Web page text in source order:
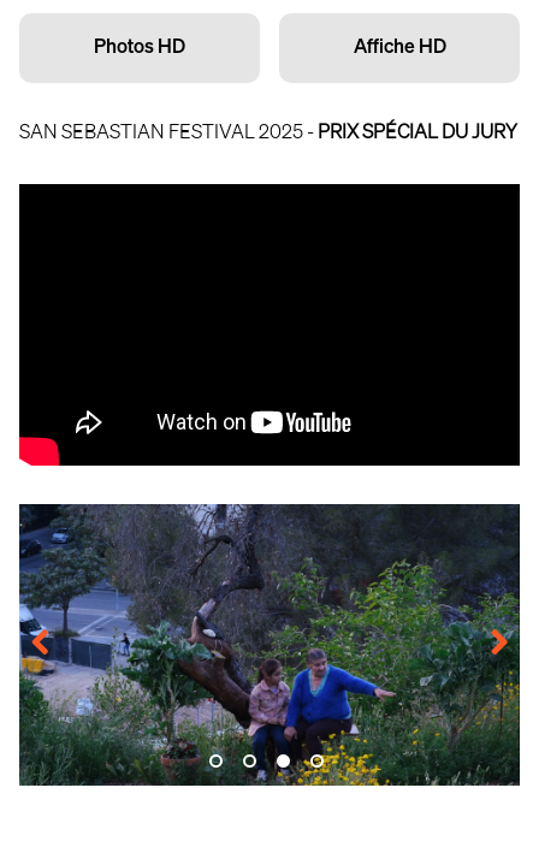
Photos HD Affiche HD
SAN SEBASTIAN FESTIVAL 2025 - PRIX SPÉCIAL DU JURY
Previous Next